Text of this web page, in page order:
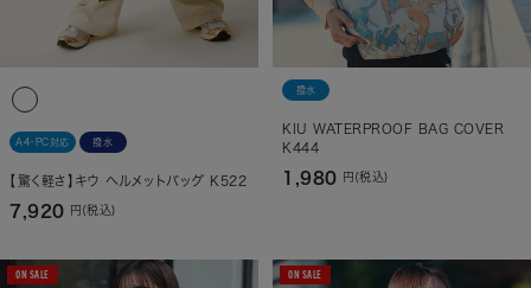
A4・PC対応 撥水
【驚く軽さ】キウ ヘルメットバッグ K522
7,920 円(税込)
撥水
KIU WATERPROOF BAG COVER
K444
1,980 円(税込)
ON SALE ON SALE